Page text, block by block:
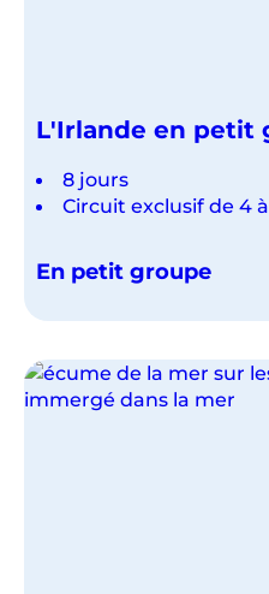
L'Irlande en petit
8 jours
Circuit exclusif de 4
En petit groupe